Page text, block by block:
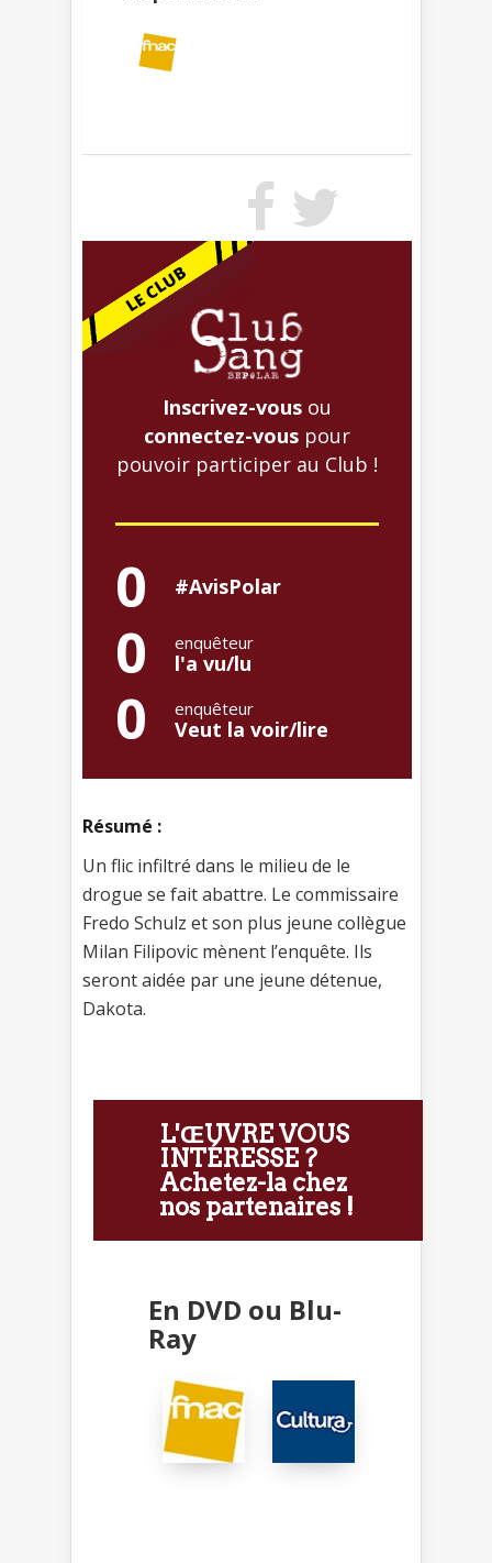
Inscrivez-vous ou
connectez-vous pour
pouvoir participer au Club !
0 #AvisPolar
0 enquêteur
l'a vu/lu
0 enquêteur
Veut la voir/lire
Résumé :
Un flic infiltré dans le milieu de le
drogue se fait abattre. Le commissaire
Fredo Schulz et son plus jeune collègue
Milan Filipovic mènent l’enquête. Ils
seront aidée par une jeune détenue,
Dakota.
L'ŒUVRE VOUS
INTÉRESSE ?
Achetez-la chez
nos partenaires !
En DVD ou Blu-
Ray